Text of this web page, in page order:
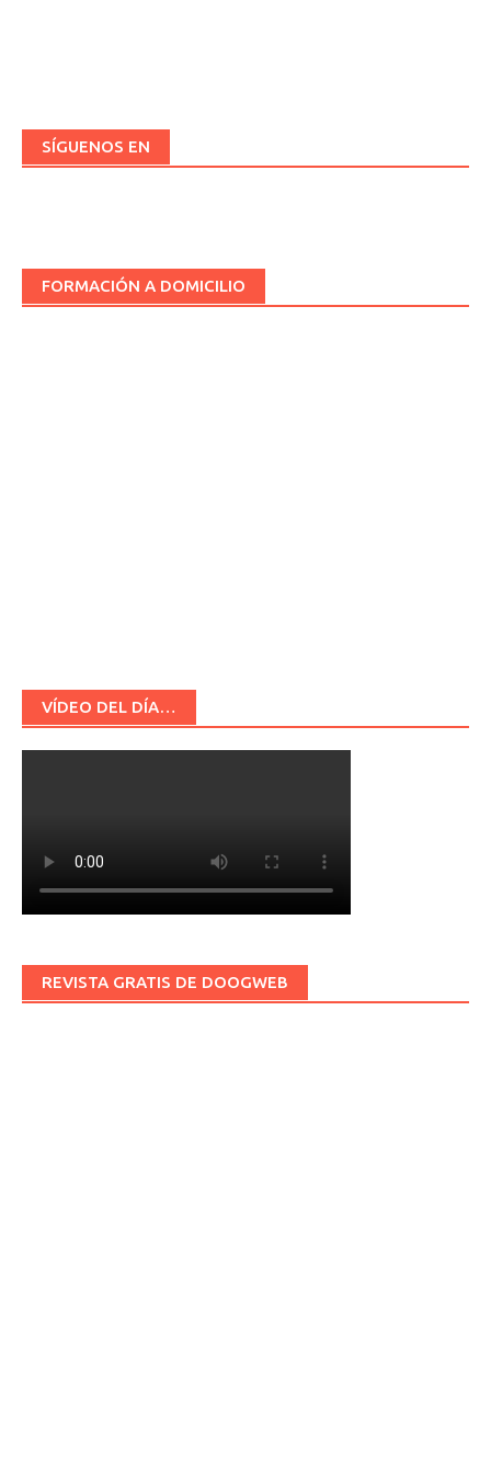
SÍGUENOS EN
FORMACIÓN A DOMICILIO
VÍDEO DEL DÍA…
REVISTA GRATIS DE DOOGWEB